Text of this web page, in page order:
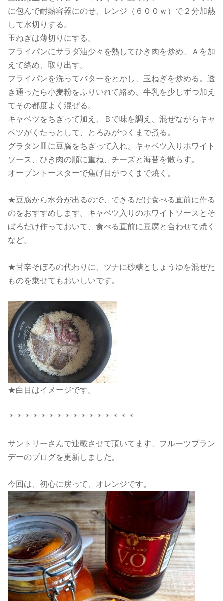
に包んで耐熱容器にのせ、レンジ（６００ｗ）で２分加熱
して水切りする。
玉ねぎは薄切りにする。
フライパンにサラダ油少々を熱してひき肉を炒め、Ａを加
えて絡め、取り出す。
フライパンを洗ってバターをとかし、玉ねぎを炒める。透
き通ったら小麦粉をふりいれて絡め、牛乳を少しずつ加え
てその都度よく混ぜる。
キャベツをちぎって加え、Ｂで味を調え、混ぜながらキャ
ベツがくたっとして、とろみがつくまで煮る。
グラタン皿に豆腐をちぎって入れ、キャベツ入りホワイト
ソース、ひき肉の順に重ね、チーズと海苔を散らす。
オーブントースターで焦げ目がつくまで焼く。
★豆腐から水分が出るので、できるだけ食べる直前に作る
のをおすすめします。キャベツ入りのホワイトソースとそ
ぼろだけ作っておいて、食べる直前に豆腐と合わせて焼く
など。
★甘辛そぼろの代わりに、ツナに砂糖としょうゆを混ぜた
ものを乗せてもおいしいです。
★白目はイメージです。
＊＊＊＊＊＊＊＊＊＊＊＊＊＊＊＊
サントリーさんで連載させて頂いてます、フルーツブラン
デーのブログを更新しました。
今回は、初心に戻って、オレンジです。